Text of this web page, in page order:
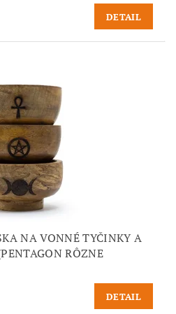
DETAIL
NA VONNÉ TYČINKY A
RÔZNE
DETAIL